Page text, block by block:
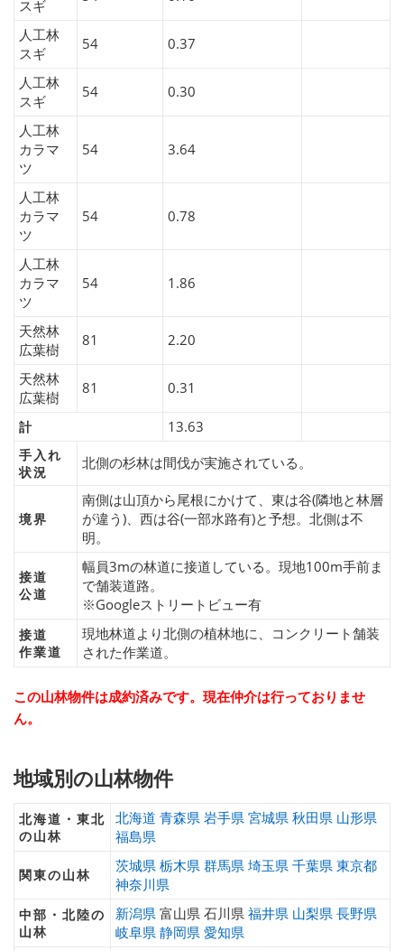
スギ
人工林
スギ
54 0.37
人工林
スギ
54 0.30
人工林
カラマ
ツ
54 3.64
人工林
カラマ
ツ
54 0.78
人工林
カラマ
ツ
54 1.86
天然林
広葉樹
81 2.20
天然林
広葉樹
81 0.31
計 13.63
手入れ
状況
北側の杉林は間伐が実施されている。
境界
南側は山頂から尾根にかけて、東は谷(隣地と林層
が違う)、西は谷(一部水路有)と予想。北側は不
明。
接道
公道
幅員3mの林道に接道している。現地100m手前ま
で舗装道路。
※Googleストリートビュー有
接道
作業道
現地林道より北側の植林地に、コンクリート舗装
された作業道。
この山林物件は成約済みです。現在仲介は行っておりませ
ん。
地域別の山林物件
北海道・東北
の山林
北海道 青森県 岩手県 宮城県 秋田県 山形県
福島県
関東の山林
茨城県 栃木県 群馬県 埼玉県 千葉県 東京都
神奈川県
中部・北陸の
山林
新潟県 富山県 石川県 福井県 山梨県 長野県
岐阜県 静岡県 愛知県